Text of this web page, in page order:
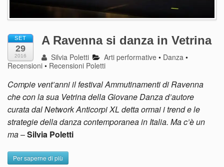
SET
29
2016
A Ravenna si danza in Vetrina
Silvia Poletti Arti performative • Danza •
Recensioni • Recensioni Poletti
Compie vent’anni il festival Ammutinamenti di Ravenna
che con la sua Vetrina della Giovane Danza d’autore
curata dal Network Anticorpi XL detta ormai i trend e le
strategie della danza contemporanea in Italia. Ma c’è un
ma–Silvia Poletti
Per saperne di più